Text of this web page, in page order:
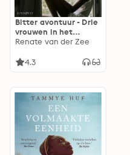
Bitter avontuur - Drie
vrouwen in het
verborgen Nederland:
verborgen Nederland
Renate van der Zee
4.3